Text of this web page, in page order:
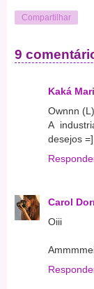
Compartilhar
9
Kaká
Ownnn
A
desejos =]
Carol
Oiii